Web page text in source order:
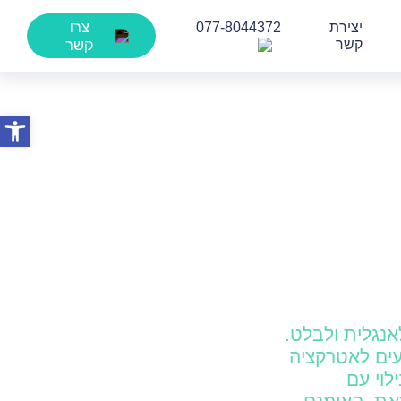
פתח
יצירת
קשר
077-8044372
צרו
קשר
ולבלט.
לאטרקציה
עם